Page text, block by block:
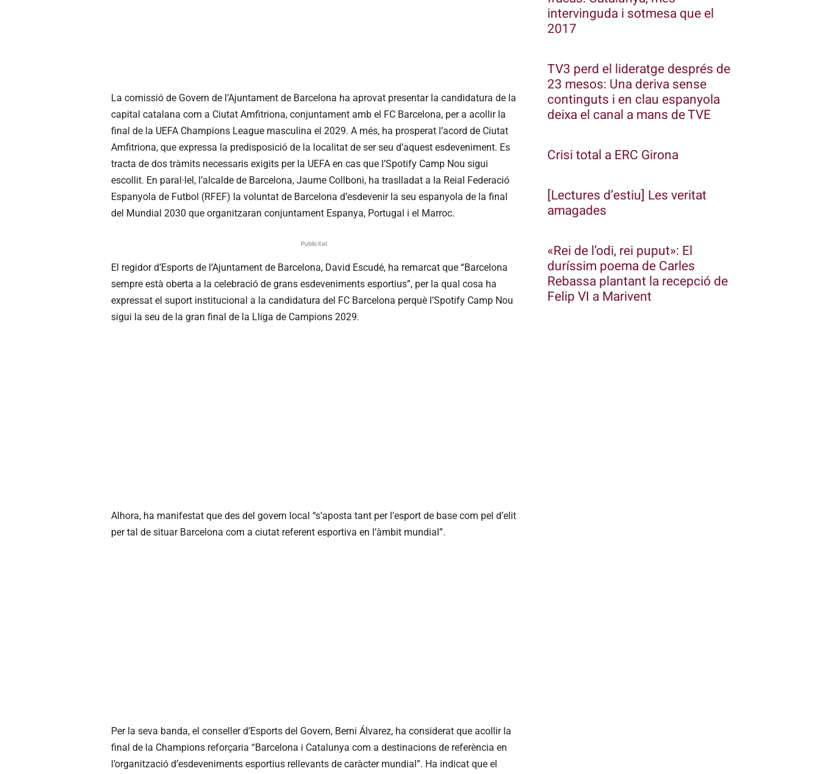
La comissió de Govern de l’Ajuntament de Barcelona ha aprovat presentar la candidatura de la
capital catalana com a Ciutat Amfitriona, conjuntament amb el FC Barcelona, per a acollir la
final de la UEFA Champions League masculina el 2029. A més, ha prosperat l’acord de Ciutat
Amfitriona, que expressa la predisposició de la localitat de ser seu d’aquest esdeveniment. Es
tracta de dos tràmits necessaris exigits per la UEFA en cas que l’Spotify Camp Nou sigui
escollit. En paral·lel, l’alcalde de Barcelona, Jaume Collboni, ha traslladat a la Reial Federació
Espanyola de Futbol (RFEF) la voluntat de Barcelona d’esdevenir la seu espanyola de la final
del Mundial 2030 que organitzaran conjuntament Espanya, Portugal i el Marroc.
Publicitat
El regidor d’Esports de l’Ajuntament de Barcelona, David Escudé, ha remarcat que “Barcelona
sempre està oberta a la celebració de grans esdeveniments esportius”, per la qual cosa ha
expressat el suport institucional a la candidatura del FC Barcelona perquè l’Spotify Camp Nou
sigui la seu de la gran final de la Lliga de Campions 2029.
Alhora, ha manifestat que des del govern local “s’aposta tant per l’esport de base com pel d’elit
per tal de situar Barcelona com a ciutat referent esportiva en l’àmbit mundial”.
Per la seva banda, el conseller d’Esports del Govern, Berni Álvarez, ha considerat que acollir la
final de la Champions reforçaria “Barcelona i Catalunya com a destinacions de referència en
l’organització d’esdeveniments esportius rellevants de caràcter mundial”. Ha indicat que el
intervinguda i sotmesa que el
2017
TV3 perd el lideratge després de
23 mesos: Una deriva sense
continguts i en clau espanyola
deixa el canal a mans de TVE
Crisi total a ERC Girona
[Lectures d’estiu] Les veritat
amagades
«Rei de l’odi, rei puput»: El
duríssim poema de Carles
Rebassa plantant la recepció de
Felip VI a Marivent